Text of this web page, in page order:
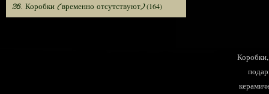
26. Коробки (временно отсутствуют)(164)